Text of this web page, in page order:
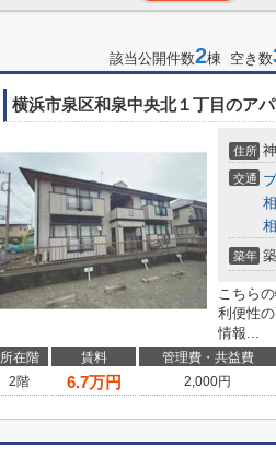
該当公開件数2棟 空き数
横浜市泉区和泉中央北１丁目のアパ
住所
交通
築年
こちら
利便性
情報...
所在階 賃料 管理費・共益費
2階
6.7万円 2,000円